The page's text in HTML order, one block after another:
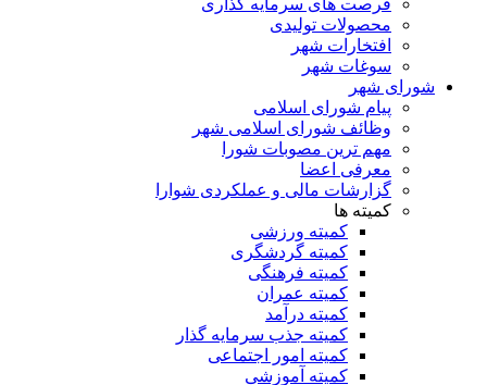
فرصت های سرمایه گذاری
محصولات تولیدی
افتخارات شهر
سوغات شهر
شورای شهر
پیام شورای اسلامی
وظائف شورای اسلامی شهر
مهم ترین مصوبات شورا
معرفی اعضا
گزارشات مالی و عملکردی شوارا
کمیته ها
کمیته ورزشی
کمیته گردشگری
کمیته فرهنگی
کمیته عمران
کمیته درآمد
کمیته جذب سرمایه گذار
کمیته امور اجتماعی
کمیته آموزشی